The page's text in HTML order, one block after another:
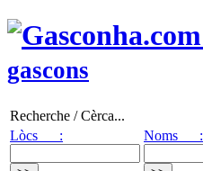
gascons
Recherche / Cèrca...
Lòcs :
Noms :